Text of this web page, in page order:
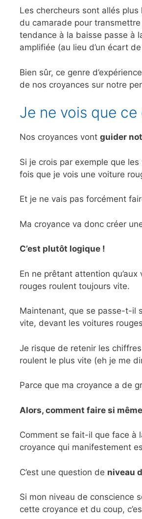
Les chercheurs sont allés plus
du camarade pour
tendance à la baisse passe à
amplifiée (au lieu d’un écart
Bien sûr, ce genre
de nos croyances sur notre
Je ne vois que
Nos croyances vont guider
Si je crois par exemple que
fois que je vois une voiture
Et je ne vais pas forcément
Ma croyance va donc créer
C’est plutôt logique !
En ne prêtant attention
rouges roulent toujours vite.
Maintenant, que se passe-t-il
vite, devant les voitures
Je risque de retenir les
roulent le plus vite (eh je me
Parce que ma croyance a de
Alors, comment faire si
Comment se fait-il que face à
croyance qui manifestement
C’est une question de niveau
Si mon niveau de conscience
cette croyance et du coup,